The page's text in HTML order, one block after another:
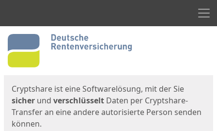
Start
Cryptshare ist eine Softwarelösung, mit der Sie
sicher und verschlüsselt Daten per Cryptshare-
Transfer an eine andere autorisierte Person senden
können.